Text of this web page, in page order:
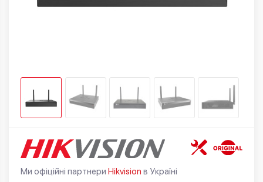
Ми офіційні партнери Hikvision в Україні